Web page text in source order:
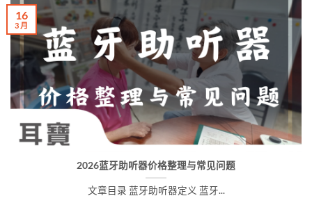
2026蓝牙助听器价格整理与常见问题
文章目录 蓝牙助听器定义 蓝牙...
16
3 月